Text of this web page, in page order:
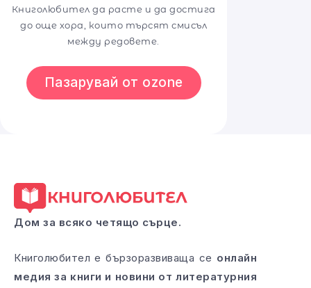
Книголюбител да расте и да достига
до още хора, които търсят смисъл
между редовете.
Пазарувай от ozone
Дом за всяко четящо сърце.
Книголюбител е бързоразвиваща се онлайн
медия за книги и новини от литературния